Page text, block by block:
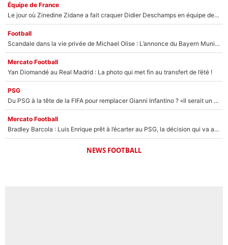
Équipe de France
Le jour où Zinedine Zidane a fait craquer Didier Deschamps en équipe de France : «Je m’en suis voulu», l’ancien sélectionneur a regretté son geste !
Football
Scandale dans la vie privée de Michael Olise : L’annonce du Bayern Munich sur son enfant caché
Mercato Football
Yan Diomandé au Real Madrid : La photo qui met fin au transfert de l’été !
PSG
Du PSG à la tête de la FIFA pour remplacer Gianni Infantino ? «Il serait un mauvais président», le patron de la Liga s'attaque à Nasser Al-Khelaïfi !
Mercato Football
Bradley Barcola : Luis Enrique prêt à l’écarter au PSG, la décision qui va accélérer son transfert à Liverpool ?
NEWS FOOTBALL